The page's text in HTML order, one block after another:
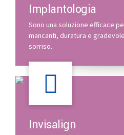
Implantologia
Sono una soluzione efficace
mancanti, duratura e
sorriso.
Invisalign